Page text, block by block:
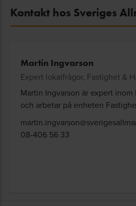
Kontakt hos Sveriges
Martin Ingvarson
Expert lokalfrågor, Fastighet &
Martin Ingvarson är expert
och arbetar på enheten
08-406 56 33